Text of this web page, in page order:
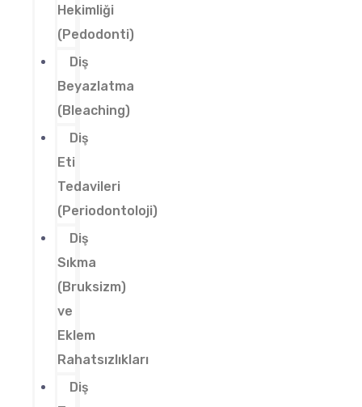
Hekimliği
(Pedodonti)
Diş
Beyazlatma
(Bleaching)
Diş
Eti
Tedavileri
(Periodontoloji)
Diş
Sıkma
(Bruksizm)
ve
Eklem
Rahatsızlıkları
Diş